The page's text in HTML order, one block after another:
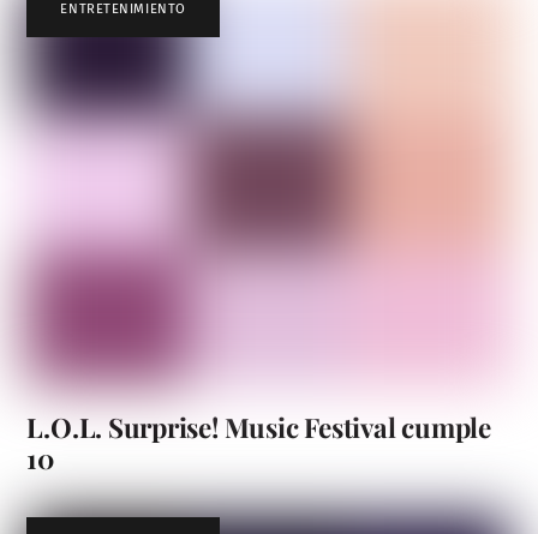
ENTRETENIMIENTO
L.O.L. Surprise! Music Festival cumple
10